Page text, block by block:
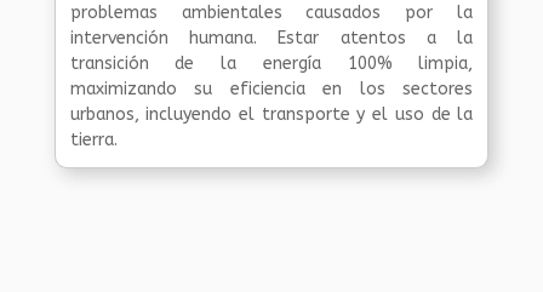
problemas ambientales causados por la
intervención humana. Estar atentos a la
transición de la energía 100% limpia,
maximizando su eficiencia en los sectores
urbanos, incluyendo el transporte y el uso de la
tierra.